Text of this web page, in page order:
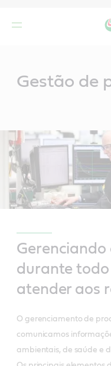
Gestão de
durante todo
atender aos
O gerenciamento de
comunicamos
ambientais, de saúde e